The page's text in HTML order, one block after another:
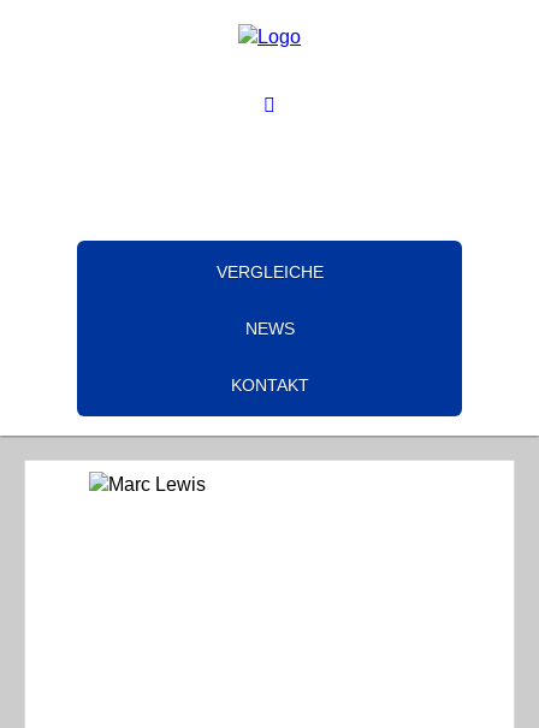
VERGLEICHE
NEWS
KONTAKT